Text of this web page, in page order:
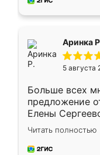
Аринка
5 августа
Больше всех
предложение
Елены
короткие
для замера
предложил по
Читать полностью